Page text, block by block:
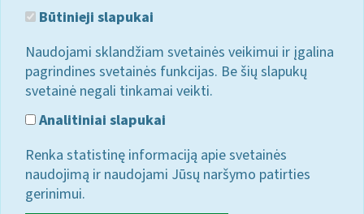
Būtinieji slapukai
Naudojami sklandžiam svetainės veikimui ir įgalina
pagrindines svetainės funkcijas. Be šių slapukų
svetainė negali tinkamai veikti.
Analitiniai slapukai
Renka statistinę informaciją apie svetainės
naudojimą ir naudojami Jūsų naršymo patirties
gerinimui.